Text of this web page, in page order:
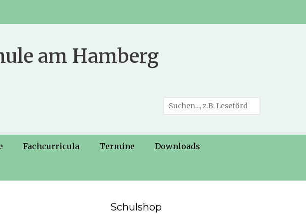
am Hamberg
Suche
nach:
Fachcurricula Termine Downloads
Schulshop